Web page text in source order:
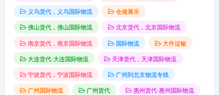
义乌货代，义乌国际物流
仓储展示
佛山货代，佛山国际物流
北京货代，北京国际物流
南京货代，南京国际物流
国际物流
大件运输
大连货代-大连国际物流
天津货代，天津国际物流
宁波货代，宁波国际物流
广州到北京物流专线
广州国际物流
广州货代
惠州货代-惠州国际物流